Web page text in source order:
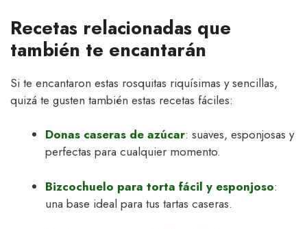
Recetas relacionadas que
también te encantarán
Si te encantaron estas rosquitas riquísimas y sencillas,
quizá te gusten también estas recetas fáciles:
Donas caseras de azúcar: suaves, esponjosas y
perfectas para cualquier momento.
Bizcochuelo para torta fácil y esponjoso:
una base ideal para tus tartas caseras.